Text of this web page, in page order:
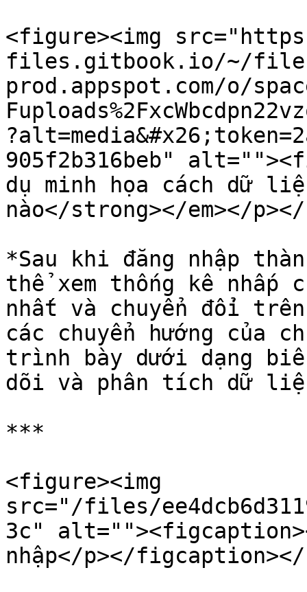
<figure><img
files.gitbook.io/~/
prod.appspot.com/o/
905f2b316beb"
dụ minh họa cách dữ
nào</strong></em></
*Sau khi đăng nhập
thể xem thống kê nhấp
nhất và chuyển đổi
các chuyển hướng của
trình bày dưới dạng
dõi và phân tích dữ
***
<figure><img
src="/files/
3c"
nhập</p></